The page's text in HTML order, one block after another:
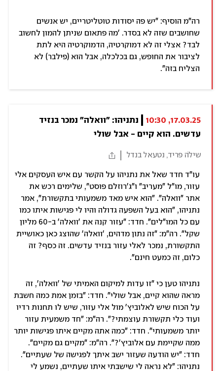
רה"מ הוסיף: "יש פה יסודות טוטליטריים, יש אנשים
שחושבים שזה לא בסדר. 'מה פתאום שניתן להמון לחשוב
לבד? אצלי זה לא דמוקרטיה, הדמוקרטיה היא לתת
לציבור את החופש, גם בכלכלה, אבל הוא (פילבר) לא
הצליח בזה".
17.03.25, 10:30
עדשים. הוא קיים - אבל שולי
שילֹה פריד, נטעאל בנדל
עו"ד חדד שאל את נתניהו על הקשר עם איש העסקים אלי
עזור, מו"ל "מעריב" ו"ג'רוזלם פוסט", שלימים רכש את
אתר "וואלה". "הוא איש מאד משמעותי בתקשורת", אמר
נתניהו, "הוא בעל השפעה גדולה והיו לי פגישות איתו כמו
עם כל המו"לים". חדד: "עזור קנה את 'וואלה' ב-60 מליון
שקל". רה"מ: "זה נתון מדהים, 'וואלה' שהוצג כאן כאושיית
התקשורת, נמכר לאלי עזור בנזיד עדשים. זה כסף? זה
כלום, זה כמעט חינם".
נתניהו טען כי "זו עדות למיקום האמיתי של 'וואלה', זה
מראה שהוא קיים, אבל שולי". חדד: "בזמן אמת כמה חשבת
על הכוח שיש לאלוביץ' מול אלי עזור, שיש לו תחנות רדיו
ועוד כלי תקשורת עוצמתי?". רה"מ: "חד משמעית עזור
יותר משמעותי". חדד: "כמה אתה מקיים איתו פגישות יותר
ממה שקיימת עם אלוביץ'?". רה"מ: "מקיים גם מקיים".
חדד: "יש הודעה שעזור ישב איתך לפגישה של שעתיים".
נתניהו: "לא נראה לי שישבתי איתו שעתיים, נשמע לי